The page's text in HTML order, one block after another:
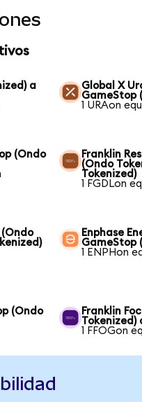
a
Global X
GameStop
1 URAon
(Ondo
Franklin
(Ondo
Tokenized)
1 FGDLon
(Ondo
Enphase
GameStop
1 ENPHon
(Ondo
Franklin
Tokenized)
1 FFOGon